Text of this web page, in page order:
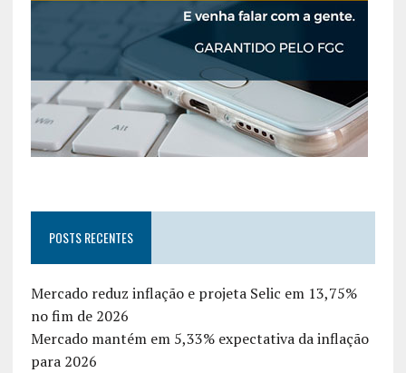
POSTS RECENTES
Mercado reduz inflação e projeta Selic em 13,75%
no fim de 2026
Mercado mantém em 5,33% expectativa da inflação
para 2026